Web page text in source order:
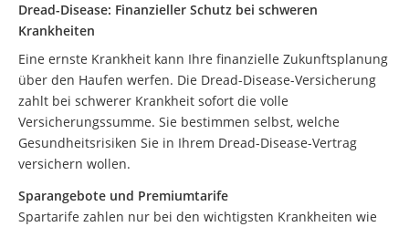
Dread-Disease: Finanzieller Schutz bei schweren
Krankheiten
Eine ernste Krankheit kann Ihre finanzielle Zukunftsplanung
über den Haufen werfen. Die Dread-Disease-Versicherung
zahlt bei schwerer Krankheit sofort die volle
Versicherungssumme. Sie bestimmen selbst, welche
Gesundheitsrisiken Sie in Ihrem Dread-Disease-Vertrag
versichern wollen.
Sparangebote und Premiumtarife
Spartarife zahlen nur bei den wichtigsten Krankheiten wie